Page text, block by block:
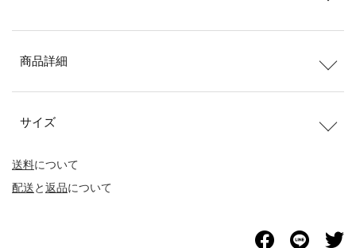
送料について
配送と返品について
商品詳細
サイズ